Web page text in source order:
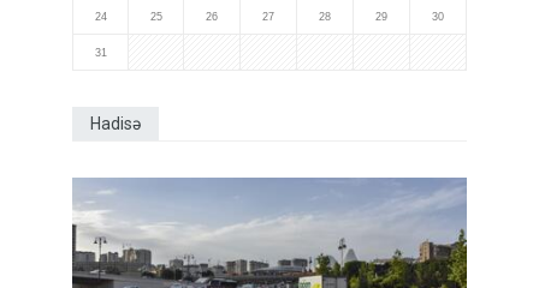
24 25 26 27 28 29 30
31
Hadisə